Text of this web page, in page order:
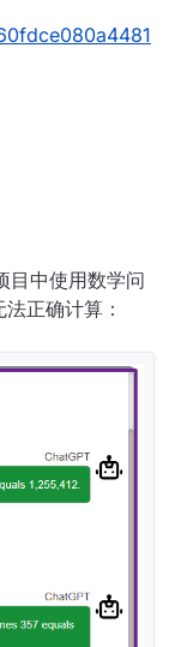
目中使用数学问
正确计算：